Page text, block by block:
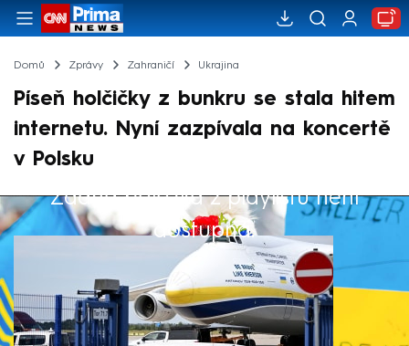
Domů Zprávy Zahraničí Ukrajina
Píseň holčičky z bunkru se stala hitem
internetu. Nyní zazpívala na koncertě
v Polsku
Žádná položka z playlistu není
dostupná.
Výběr redakce